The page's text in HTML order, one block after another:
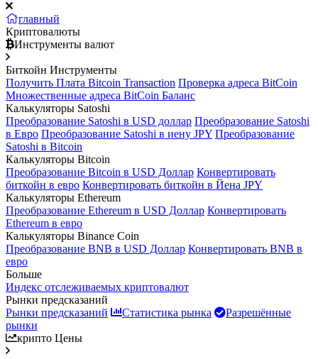
главный
Криптовалюты
Инструменты валют
Биткойн Инструменты
Получить Плата Bitcoin Transaction Проверка адреса BitCoin
Множественные адреса BitCoin Баланс
Калькуляторы Satoshi
Преобразование Satoshi в USD доллар Преобразование Satoshi
в Евро Преобразование Satoshi в иену JPY Преобразование
Satoshi в Bitcoin
Калькуляторы Bitcoin
Преобразование Bitcoin в USD Доллар Конвертировать
биткойн в евро Конвертировать биткойн в Йена JPY
Калькуляторы Ethereum
Преобразование Ethereum в USD Доллар Конвертировать
Ethereum в евро
Калькуляторы Binance Coin
Преобразование BNB в USD Доллар Конвертировать BNB в
евро
Больше
Индекс отслеживаемых криптовалют
Рынки предсказаний
Рынки предсказаний
Статистика рынка
Разрешённые
рынки
крипто Цены